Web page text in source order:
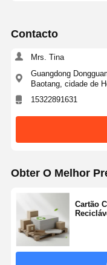
Contacto
Mrs. Tina
Guangdong
Baotang, cidade de
15322891631
Obter O Melhor
Cartão